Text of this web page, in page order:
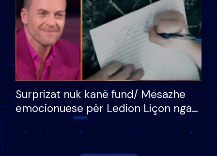
Surprizat nuk kanë fund/ Mesazhe
emocionuese për Ledion Liçon nga
nëna dhe fëmijët e tij, moderatori
nuk i mban dot lotët: Nuk meritoj…